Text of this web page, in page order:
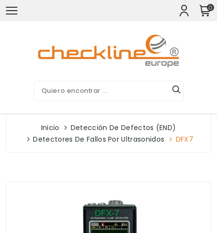
0
Inicio
Detección De Defectos (END)
Detectores De Fallos Por Ultrasonidos
DFX7